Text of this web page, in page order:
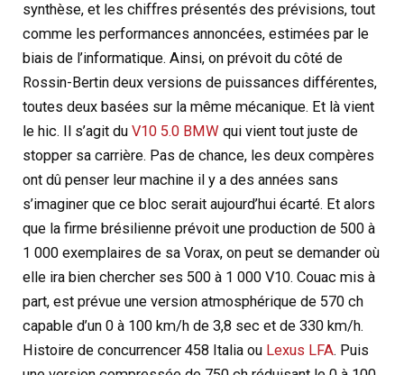
synthèse, et les chiffres présentés des prévisions, tout
comme les performances annoncées, estimées par le
biais de l’informatique. Ainsi, on prévoit du côté de
Rossin-Bertin deux versions de puissances différentes,
toutes deux basées sur la même mécanique. Et là vient
le hic. Il s’agit duV10 5.0 BMW qui vient tout juste de
stopper sa carrière. Pas de chance, les deux compères
ont dû penser leur machine il y a des années sans
s’imaginer que ce bloc serait aujourd’hui écarté. Et alors
que la firme brésilienne prévoit une production de 500 à
1 000 exemplaires de sa Vorax, on peut se demander où
elle ira bien chercher ses 500 à 1 000 V10. Couac mis à
part, est prévue une version atmosphérique de 570 ch
capable d’un 0 à 100 km/h de 3,8 sec et de 330 km/h.
Histoire de concurrencer 458 Italia ou Lexus LFA. Puis